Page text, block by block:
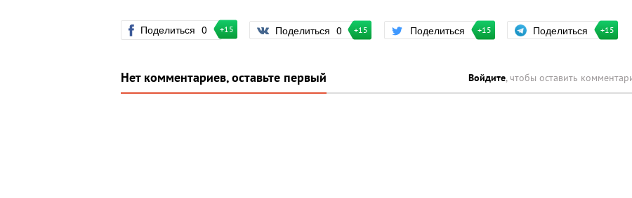
Поделиться 0 +15 Поделиться 0 +15 Поделиться +15 Поделиться +15
Нет комментариев, оставьте первый Войдите, чтобы оставить